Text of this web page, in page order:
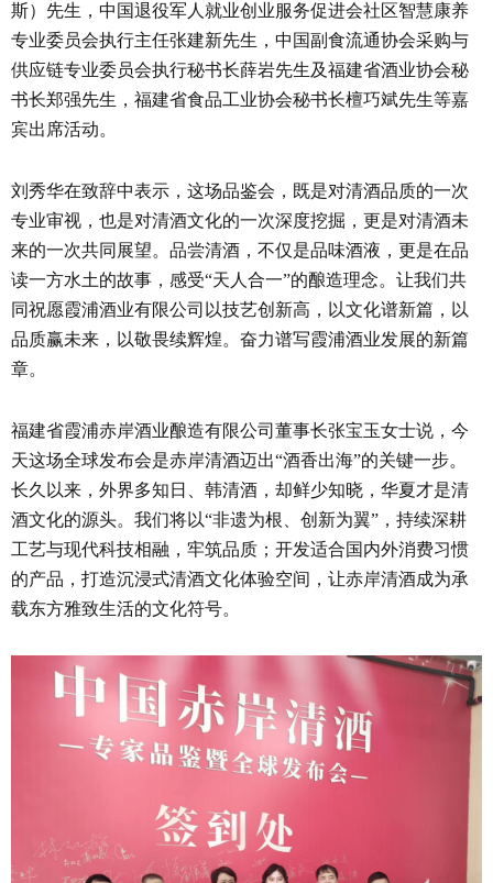
斯）先生，中国退役军人就业创业服务促进会社区智慧康养
专业委员会执行主任张建新先生，中国副食流通协会采购与
供应链专业委员会执行秘书长薛岩先生及福建省酒业协会秘
书长郑强先生，福建省食品工业协会秘书长檀巧斌先生等嘉
宾出席活动。
刘秀华在致辞中表示，这场品鉴会，既是对清酒品质的一次
专业审视，也是对清酒文化的一次深度挖掘，更是对清酒未
来的一次共同展望。品尝清酒，不仅是品味酒液，更是在品
读一方水土的故事，感受“天人合一”的酿造理念。让我们共
同祝愿霞浦酒业有限公司以技艺创新高，以文化谱新篇，以
品质赢未来，以敬畏续辉煌。奋力谱写霞浦酒业发展的新篇
章。
福建省霞浦赤岸酒业酿造有限公司董事长张宝玉女士说，今
天这场全球发布会是赤岸清酒迈出“酒香出海”的关键一步。
长久以来，外界多知日、韩清酒，却鲜少知晓，华夏才是清
酒文化的源头。我们将以“非遗为根、创新为翼”，持续深耕
工艺与现代科技相融，牢筑品质；开发适合国内外消费习惯
的产品，打造沉浸式清酒文化体验空间，让赤岸清酒成为承
载东方雅致生活的文化符号。